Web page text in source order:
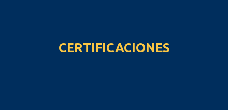
CERTIFICACIONES